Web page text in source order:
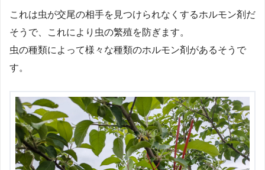
これは虫が交尾の相手を見つけられなくするホルモン剤だ
そうで、これにより虫の繁殖を防ぎます。
虫の種類によって様々な種類のホルモン剤があるそうで
す。